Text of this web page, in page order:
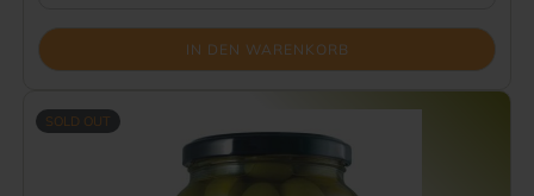
IN DEN WARENKORB
SOLD OUT